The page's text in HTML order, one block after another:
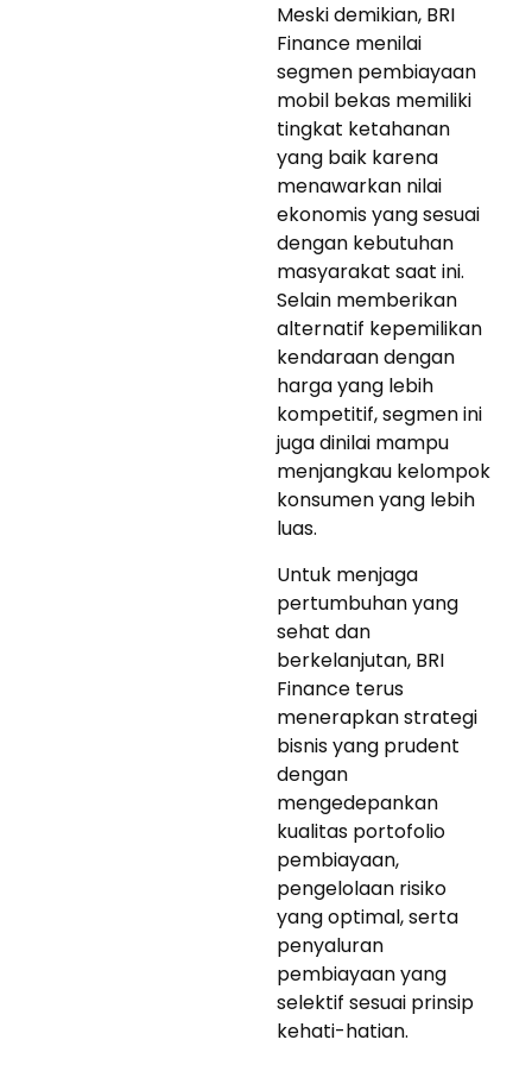
Meski demikian, BRI
Finance menilai
segmen pembiayaan
mobil bekas memiliki
tingkat ketahanan
yang baik karena
menawarkan nilai
ekonomis yang sesuai
dengan kebutuhan
masyarakat saat ini.
Selain memberikan
alternatif kepemilikan
kendaraan dengan
harga yang lebih
kompetitif, segmen ini
juga dinilai mampu
menjangkau kelompok
konsumen yang lebih
luas.
Untuk menjaga
pertumbuhan yang
sehat dan
berkelanjutan, BRI
Finance terus
menerapkan strategi
bisnis yang prudent
dengan
mengedepankan
kualitas portofolio
pembiayaan,
pengelolaan risiko
yang optimal, serta
penyaluran
pembiayaan yang
selektif sesuai prinsip
kehati-hatian.